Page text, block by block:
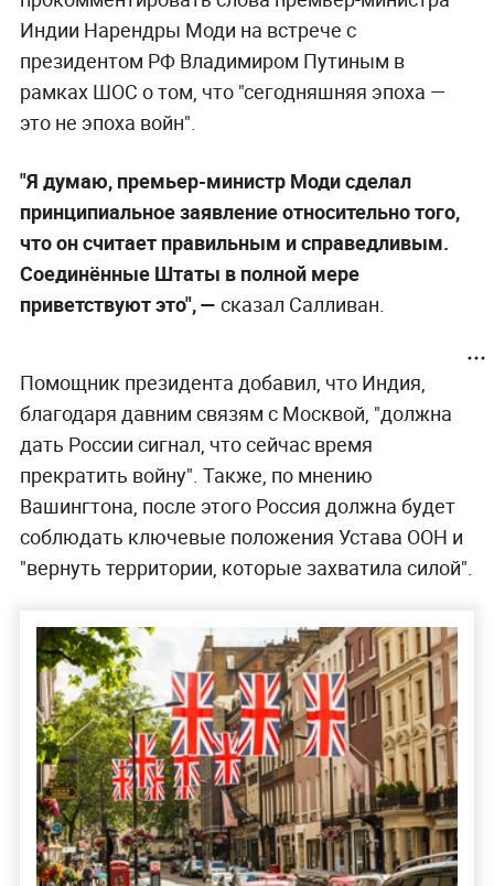
Индии Нарендры Моди на встрече с
президентом РФ Владимиром Путиным в
рамках ШОС о том, что "сегодняшняя эпоха —
это не эпоха войн".
"Я думаю, премьер-министр Моди сделал
принципиальное заявление относительно того,
что он считает правильным и справедливым.
Соединённые Штаты в полной мере
приветствуют это", — сказал Салливан.
Помощник президента добавил, что Индия,
благодаря давним связям с Москвой, "должна
дать России сигнал, что сейчас время
прекратить войну". Также, по мнению
Вашингтона, после этого Россия должна будет
соблюдать ключевые положения Устава ООН и
"вернуть территории, которые захватила силой".